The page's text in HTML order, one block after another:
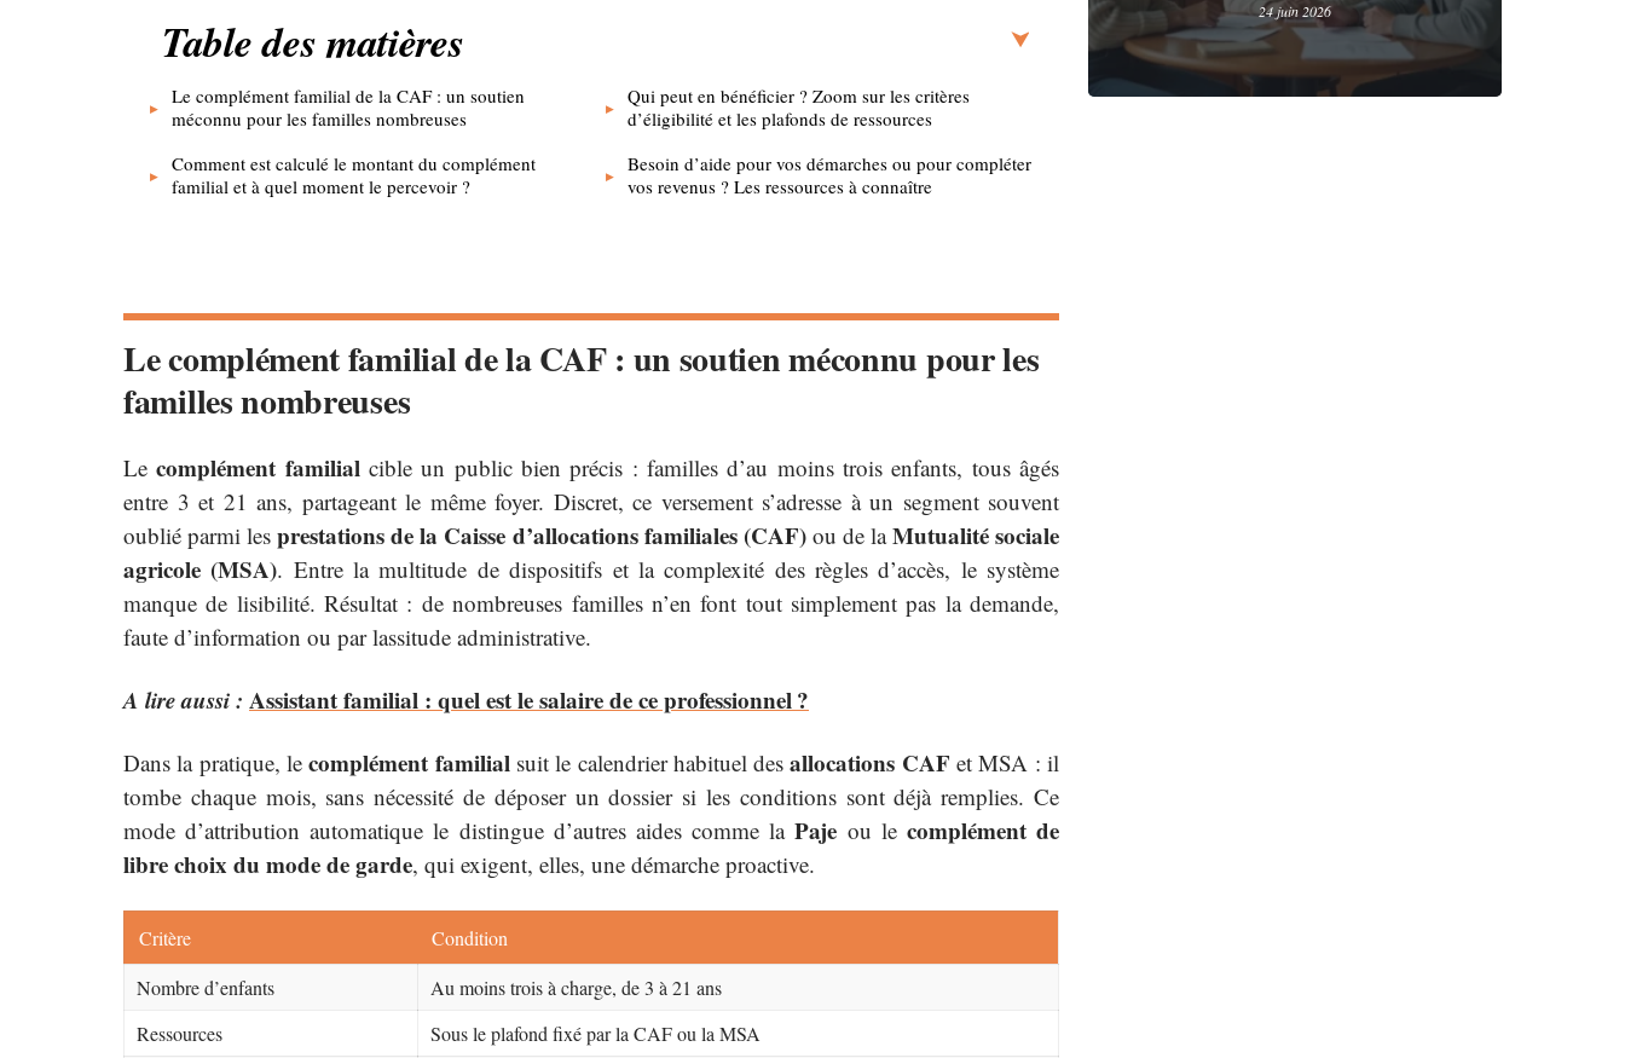
Table des matières
Le complément familial de la CAF : un soutien
méconnu pour les familles nombreuses
Qui peut en bénéficier ? Zoom sur les critères
d’éligibilité et les plafonds de ressources
Comment est calculé le montant du complément
familial et à quel moment le percevoir ?
Besoin d’aide pour vos démarches ou pour compléter
vos revenus ? Les ressources à connaître
Le complément familial de la CAF : un soutien méconnu pour les
familles nombreuses
Lecomplément familialcible un public bien précis : familles d’au moins trois enfants, tous âgés
entre 3 et 21 ans, partageant le même foyer. Discret, ce versement s’adresse à un segment souvent
oublié parmi lesprestations de la Caisse d’allocations familiales (CAF)ou de laMutualité sociale
agricole (MSA). Entre la multitude de dispositifs et la complexité des règles d’accès, le système
manque de lisibilité. Résultat : de nombreuses familles n’en font tout simplement pas la demande,
faute d’information ou par lassitude administrative.
A lire aussi : Assistant familial : quel est le salaire de ce professionnel ?
Dans la pratique, lecomplément familialsuit le calendrier habituel desallocations CAF et MSA : il
tombe chaque mois, sans nécessité de déposer un dossier si les conditions sont déjà remplies. Ce
mode d’attribution automatique le distingue d’autres aides comme laPaje ou le complément de
libre choix du mode de garde, qui exigent, elles, une démarche proactive.
Critère
Condition
Nombre d’enfants
Au moins trois à charge, de 3 à 21 ans
Ressources
Sous le plafond fixé par la CAF ou la MSA
24 juin 2026